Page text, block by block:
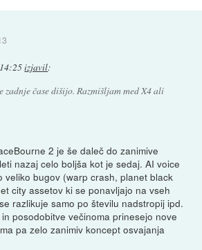
izjavil:
zadnje čase dišijo. Razmišljam med X4 ali
2 je še daleč do zanimive
nazaj celo boljša kot je sedaj. AI voice
veliko bugov (warp crash, planet black
city assetov ki se ponavljajo na vseh
razlikuje samo po številu nadstropij ipd.
posodobitve večinoma prinesejo nove
pa zelo zanimiv koncept osvajanja